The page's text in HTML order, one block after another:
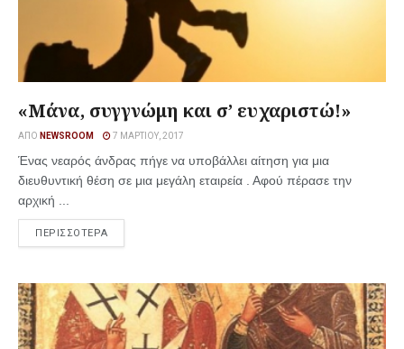
«Μάνα, συγγνώμη και σ’ ευχαριστώ!»
ΑΠΌ NEWSROOM 7 ΜΑΡΤΊΟΥ, 2017
Ένας νεαρός άνδρας πήγε να υποβάλλει αίτηση για μια
διευθυντική θέση σε μια μεγάλη εταιρεία . Αφού πέρασε την
αρχική ...
ΠΕΡΙΣΣΟΤΕΡΑ